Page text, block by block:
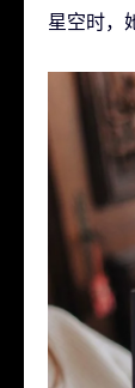
星空时，